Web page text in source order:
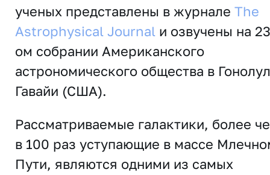
ученых представлены в журнале The
Astrophysical Journal и озвучены на
ом собрании Американского
астрономического общества в
Гавайи (США).
Рассматриваемые галактики, более
в 100 раз уступающие в массе
Пути, являются одними из самых